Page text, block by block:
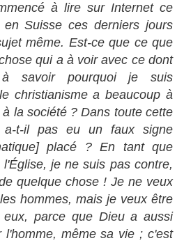
à lire sur Internet ce
Suisse ces derniers jours
même. Est-ce que ce que
qui a à voir avec ce dont
savoir pourquoi je suis
christianisme a beaucoup à
la société ? Dans toute cette
a-t-il pas eu un faux signe
placé ? En tant que
je ne suis pas contre,
quelque chose ! Je ne veux
hommes, mais je veux être
eux, parce que Dieu a aussi
l'homme, même sa vie ; c'est